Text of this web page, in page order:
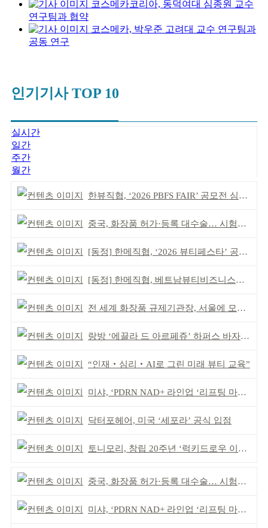
코스메카코리아, 동덕여대 심종원 교수
연구팀과 협약
코스메카, 박우준 고려대 교수 연구팀과
공동 연구
인기기사 TOP 10
실시간
일간
주간
월간
한뷰직협, ‘2026 PBFS FAIR’ 공모전 심사 성료
중국, 화장품 허가·등록 대수술… 시험자료 공용 허용
[동정] 한메직협, ‘2026 뷰티페스타’ 공동 주최
[동정] 한메직협, 베트남뷰티비즈니스협회와 MOU
전 세계 화장품 규제기관장, 서울에 모인다
랑방 ‘에끌라 드 아르페쥬’ 하퍼스 바자 화보 공개
“인재‧심리‧AI로 그린 미래 뷰티 교육”
미샤, ‘PDRN NAD+ 라인업 ‘리프팅 마스크’ 출시
닥터포헤어, 미국 ‘세포라’ 공식 입점
토니모리, 창립 20주년 ‘럭키드로우 이벤트’
중국, 화장품 허가·등록 대수술… 시험자료 공용 허용
미샤, ‘PDRN NAD+ 라인업 ‘리프팅 마스크’ 출시